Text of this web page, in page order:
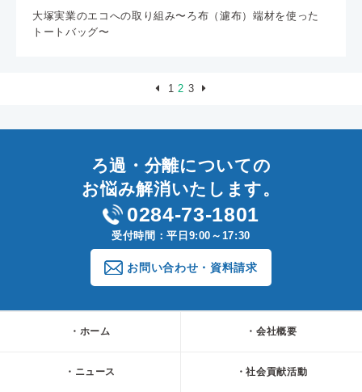
大塚実業のエコへの取り組み〜ろ布（濾布）端材を使った
トートバッグ〜
1 2 3
ろ過・分離についての
お悩み解消いたします。
0284-73-1801
受付時間：平日9:00～17:30
お問い合わせ・資料請求
ホーム 会社概要
ニュース 社会貢献活動